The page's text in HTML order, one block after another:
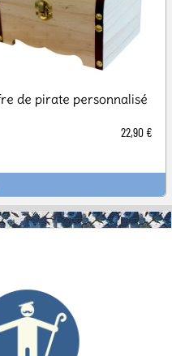
de pirate personnalisé
22,90 €